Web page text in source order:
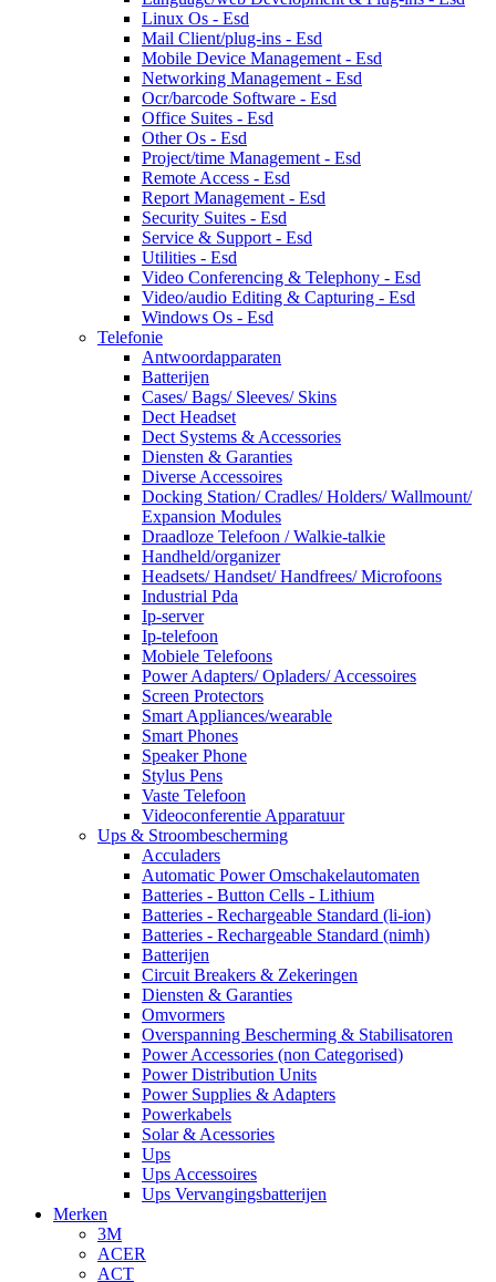
Linux Os - Esd
Mail Client/plug-ins - Esd
Mobile Device Management - Esd
Networking Management - Esd
Ocr/barcode Software - Esd
Office Suites - Esd
Other Os - Esd
Project/time Management - Esd
Remote Access - Esd
Report Management - Esd
Security Suites - Esd
Service & Support - Esd
Utilities - Esd
Video Conferencing & Telephony - Esd
Video/audio Editing & Capturing - Esd
Windows Os - Esd
Telefonie
Antwoordapparaten
Batterijen
Cases/ Bags/ Sleeves/ Skins
Dect Headset
Dect Systems & Accessories
Diensten & Garanties
Diverse Accessoires
Docking Station/ Cradles/ Holders/ Wallmount/
Expansion Modules
Draadloze Telefoon / Walkie-talkie
Handheld/organizer
Headsets/ Handset/ Handfrees/ Microfoons
Industrial Pda
Ip-server
Ip-telefoon
Mobiele Telefoons
Power Adapters/ Opladers/ Accessoires
Screen Protectors
Smart Appliances/wearable
Smart Phones
Speaker Phone
Stylus Pens
Vaste Telefoon
Videoconferentie Apparatuur
Ups & Stroombescherming
Acculaders
Automatic Power Omschakelautomaten
Batteries - Button Cells - Lithium
Batteries - Rechargeable Standard (li-ion)
Batteries - Rechargeable Standard (nimh)
Batterijen
Circuit Breakers & Zekeringen
Diensten & Garanties
Omvormers
Overspanning Bescherming & Stabilisatoren
Power Accessories (non Categorised)
Power Distribution Units
Power Supplies & Adapters
Powerkabels
Solar & Acessories
Ups
Ups Accessoires
Ups Vervangingsbatterijen
Merken
3M
ACER
ACT